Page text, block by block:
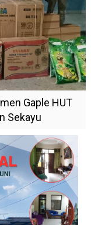
Gaple HUT
Sekayu